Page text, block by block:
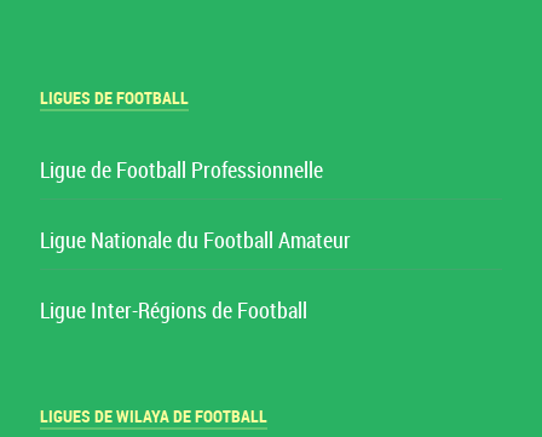
LIGUES DE FOOTBALL
Ligue de Football Professionnelle
Ligue Nationale du Football Amateur
Ligue Inter-Régions de Football
LIGUES DE WILAYA DE FOOTBALL